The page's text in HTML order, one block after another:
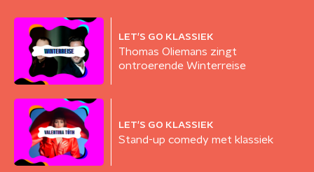
LET'S GO KLASSIEK
Thomas Oliemans zingt
ontroerende Winterreise
LET'S GO KLASSIEK
Stand-up comedy met klassiek